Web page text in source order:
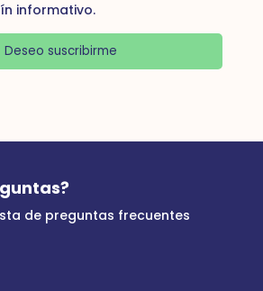
informativo.
Deseo suscribirme
de preguntas frecuentes